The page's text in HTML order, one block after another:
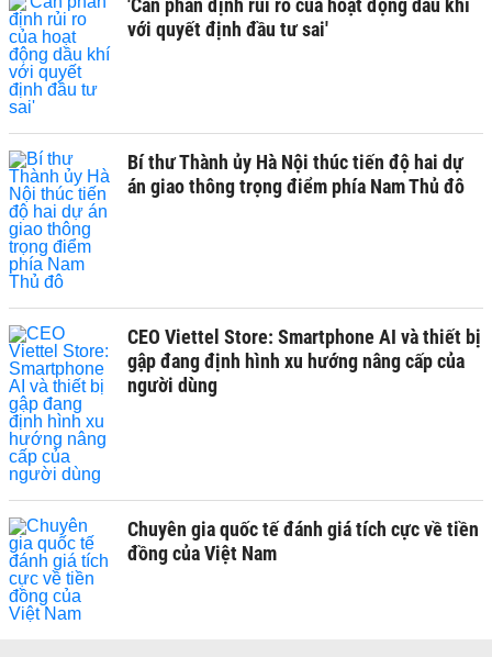
'Cần phân định rủi ro của hoạt động dầu khí
với quyết định đầu tư sai'
Bí thư Thành ủy Hà Nội thúc tiến độ hai dự
án giao thông trọng điểm phía Nam Thủ đô
CEO Viettel Store: Smartphone AI và thiết bị
gập đang định hình xu hướng nâng cấp của
người dùng
Chuyên gia quốc tế đánh giá tích cực về tiền
đồng của Việt Nam